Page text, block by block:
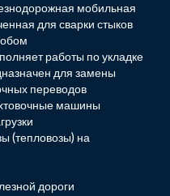
мобильная
для сварки стыков
работы по укладке
для замены
переводов
машины
(тепловозы) на
дороги